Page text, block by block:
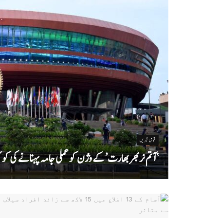
قومی خبریں
‘ آتم نربھر بھارت’ کے وژن کو عملی جامہ پہنانے